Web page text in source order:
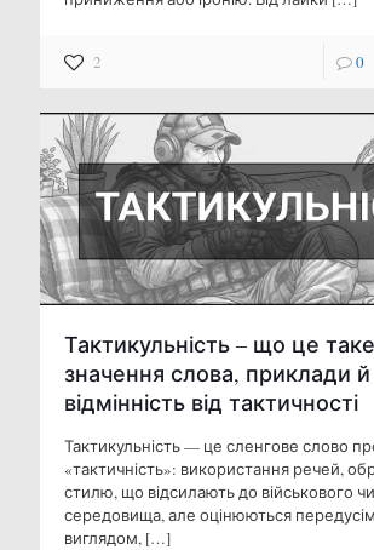
2 0
Тактикульність – що це
значення слова, приклади й
відмінність від тактичності
Тактикульність — це сленгове слово
«тактичність»: використання речей,
стилю, що відсилають до військового
середовища, але оцінюються
виглядом, […]